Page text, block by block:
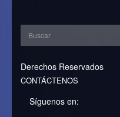
Derechos Reservados
CONTÁCTENOS
Síguenos en: